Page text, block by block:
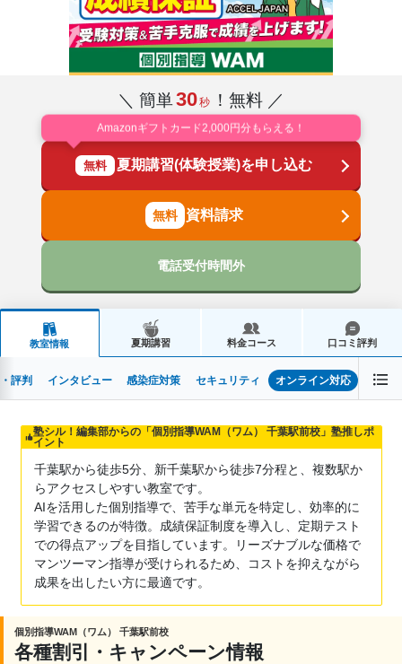
＼ 簡単30秒 ！無料 ／
Amazonギフトカード2,000円分もらえる！
無料 夏期講習(体験授業)を申し込む
資料請求
電話受付時間外
教室情報 夏期講習 料金コース 口コミ評判
評判 インタビュー 感染症対策 セキュリティ オンライン対応
塾シル！編集部からの「個別指導WAM（ワム） 千葉駅前校」塾推しポ
イント
千葉駅から徒歩5分、新千葉駅から徒歩7分程と、複数駅か
らアクセスしやすい教室です。
AIを活用した個別指導で、苦手な単元を特定し、効率的に
学習できるのが特徴。成績保証制度を導入し、定期テスト
での得点アップを目指しています。リーズナブルな価格で
マンツーマン指導が受けられるため、コストを抑えながら
成果を出したい方に最適です。
個別指導WAM（ワム） 千葉駅前校
各種割引・キャンペーン情報